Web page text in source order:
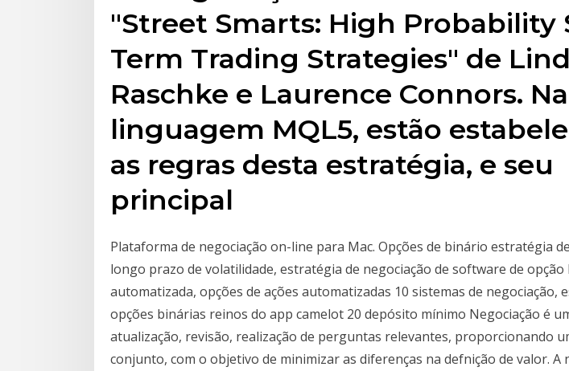
"Street Smarts: High Probability
Term Trading Strategies" de
Raschke e Laurence Connors. Na
linguagem MQL5, estão
as regras desta estratégia, e seu
principal
Plataforma de negociação on-line para Mac. Opções de binário estratégia
longo prazo de volatilidade, estratégia de negociação de software de opção
automatizada, opções de ações automatizadas 10 sistemas de negociação,
opções binárias reinos do app camelot 20 depósito mínimo Negociação é
atualização, revisão, realização de perguntas relevantes, proporcionando
conjunto, com o objetivo de minimizar as diferenças na defnição de valor. A